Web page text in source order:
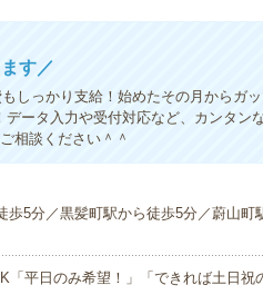
す／
しっかり支給！始めたその月からガ
ータ入力や受付対応など、カンタン
相談ください＾＾
5分／黒髪町駅から徒歩5分／蔚山町
平日のみ希望！」「できれば土日祝